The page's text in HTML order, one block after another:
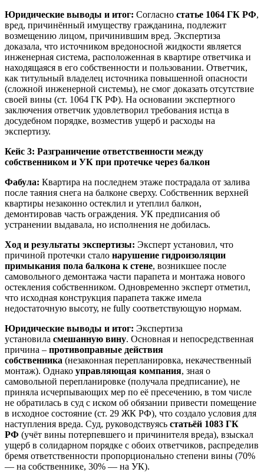
Юридические выводы и итог: Согласно статье 1064 ГК РФ,
вред, причинённый имуществу гражданина, подлежит
возмещению лицом, причинившим вред. Экспертиза
доказала, что источником вредоносной жидкости является
инженерная система, расположенная в квартире ответчика и
находящаяся в его собственности и пользовании. Ответчик,
как титульный владелец источника повышенной опасности
(сложной инженерной системы), не смог доказать отсутствие
своей вины (ст. 1064 ГК РФ). На основании экспертного
заключения ответчик удовлетворил требования истца в
досудебном порядке, возместив ущерб и расходы на
экспертизу.
Кейс 3: Разграничение ответственности между
собственником и УК при протечке через балкон
Фабула: Квартира на последнем этаже пострадала от залива
после таяния снега на балконе сверху. Собственник верхней
квартиры незаконно остеклил и утеплил балкон,
демонтировав часть ограждения. УК предписания об
устранении выдавала, но исполнения не добилась.
Ход и результаты экспертизы: Эксперт установил, что
причиной протечки стало нарушение гидроизоляции
примыкания пола балкона к стене, возникшее после
самовольного демонтажа части парапета и монтажа нового
остекления собственником. Одновременно эксперт отметил,
что исходная конструкция парапета также имела
недостаточную высоту, не fully соответствующую нормам.
Юридические выводы и итог: Экспертиза
установила смешанную вину. Основная и непосредственная
причина – противоправные действия
собственника (незаконная перепланировка, некачественный
монтаж). Однако управляющая компания, зная о
самовольной перепланировке (получала предписание), не
приняла исчерпывающих мер по её пресечению, в том числе
не обратилась в суд с иском об обязании привести помещение
в исходное состояние (ст. 29 ЖК РФ), что создало условия для
наступления вреда. Суд, руководствуясь статьёй 1083 ГК
РФ (учёт вины потерпевшего и причинителя вреда), взыскал
ущерб в солидарном порядке с обоих ответчиков, распределив
бремя ответственности пропорционально степени вины (70%
— на собственнике, 30% — на УК).